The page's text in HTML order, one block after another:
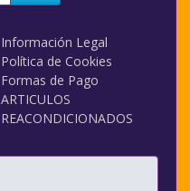
Información Legal
Política de Cookies
Formas de Pago
ARTICULOS
REACONDICIONADOS